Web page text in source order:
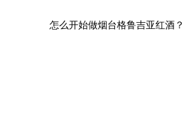
怎么开始做烟台格鲁吉亚红酒？